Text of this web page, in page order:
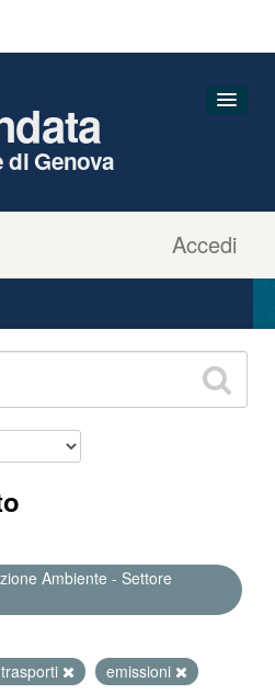
Accedi
di Genova
Ambiente - Settore
emissioni